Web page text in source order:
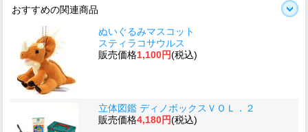
おすすめの関連商品
ぬいぐるみマスコット
スティラコサウルス
販売価格1,100円(税込)
立体図鑑 ディノボックスＶＯＬ．２
販売価格4,180円(税込)